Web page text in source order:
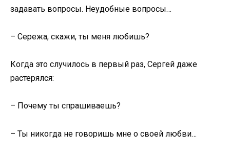
задавать вопросы. Неудобные вопросы…
– Сережа, скажи, ты меня любишь?
Когда это случилось в первый раз, Сергей даже
растерялся:
– Почему ты спрашиваешь?
– Ты никогда не говоришь мне о своей любви…